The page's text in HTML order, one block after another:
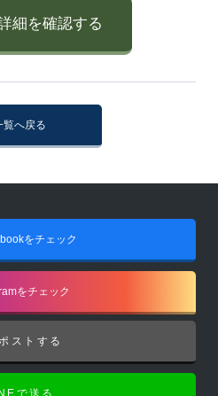
細を確認する
覧へ戻る
をチェック
をチェック
ストする
で送る